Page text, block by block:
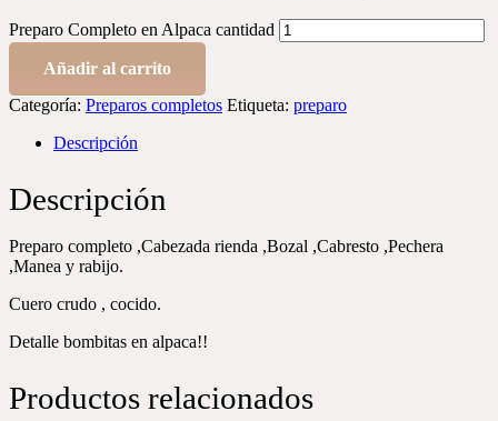
Preparo Completo en Alpaca cantidad
Añadir al carrito
Categoría: Preparos completos Etiqueta: preparo
Descripción
Descripción
Preparo completo ,Cabezada rienda ,Bozal ,Cabresto ,Pechera
,Manea y rabijo.
Cuero crudo , cocido.
Detalle bombitas en alpaca!!
Productos relacionados